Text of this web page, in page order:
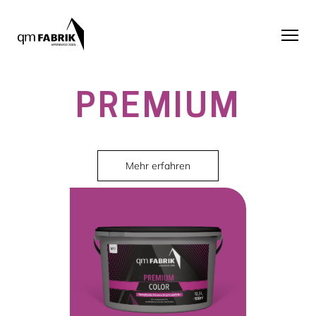
PREMIUM
Mehr erfahren